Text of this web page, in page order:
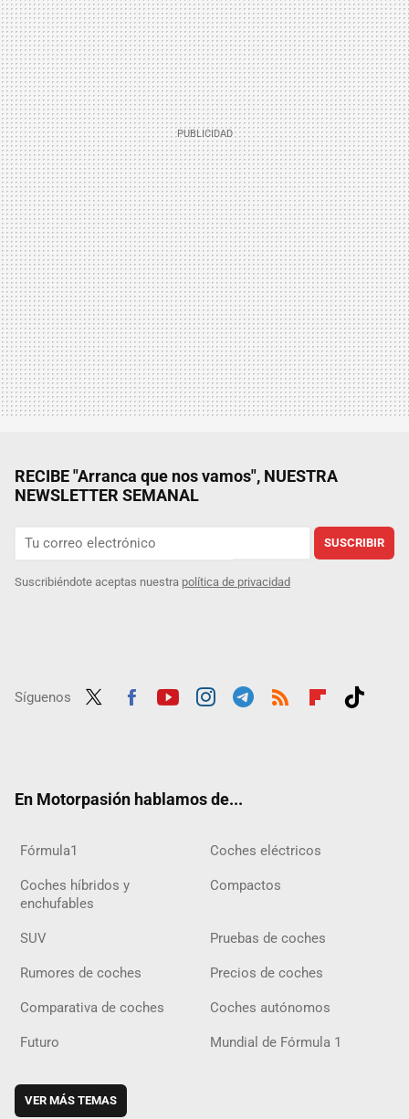
RECIBE "Arranca que nos vamos", NUESTRA
NEWSLETTER SEMANAL
SUSCRIBIR
Suscribiéndote aceptas nuestra política de privacidad
Síguenos
En Motorpasión hablamos de...
Fórmula1 Coches eléctricos
Coches híbridos y
enchufables
Compactos
SUV Pruebas de coches
Rumores de coches Precios de coches
Comparativa de coches Coches autónomos
Futuro Mundial de Fórmula 1
VER MÁS TEMAS